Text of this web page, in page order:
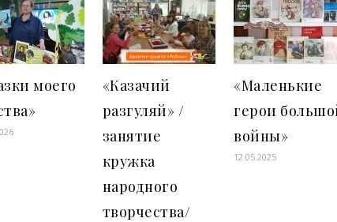
моего
«Казачий
разгуляй» /
занятие
кружка
народного
творчества/
«Маленькие
герои
войны»
12.05.2025